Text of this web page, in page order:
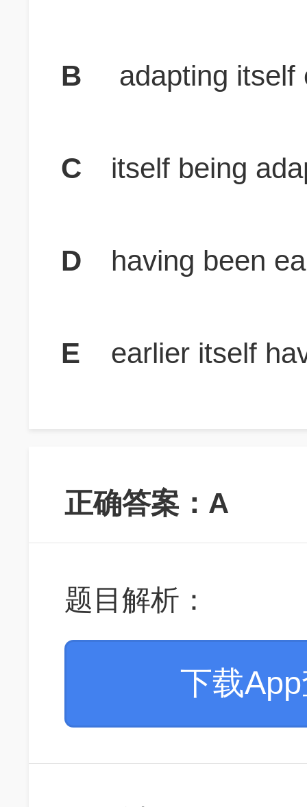
B adapting itself
C itself being
D having been
E earlier itself
正确答案：A
题目解析：
下载